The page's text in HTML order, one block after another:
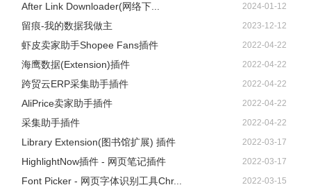
7、第七步，我们还可以选中其中一个任务，然后使用工具栏
中的“在浏览器中打开”工具，点击该选项之后我们的默认浏
览器就会自动开始下载该软件
After Link Downloader(网络下... 2024-01-12
留痕-我的数据我做主 2023-12-12
虾皮卖家助手Shopee Fans插件 2022-04-22
海鹰数据(Extension)插件 2022-04-22
跨贸云ERP采集助手插件 2022-04-22
AliPrice卖家助手插件 2022-04-22
采集助手插件 2022-04-22
Library Extension(图书馆扩展) 插件 2022-03-17
HighlightNow插件 - 网页笔记插件 2022-03-17
Font Picker - 网页字体识别工具Chr... 2022-03-15